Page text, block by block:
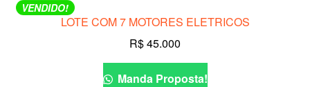
VENDIDO!
LOTE COM 7 MOTORES ELETRICOS
R$45.000
Manda Proposta!